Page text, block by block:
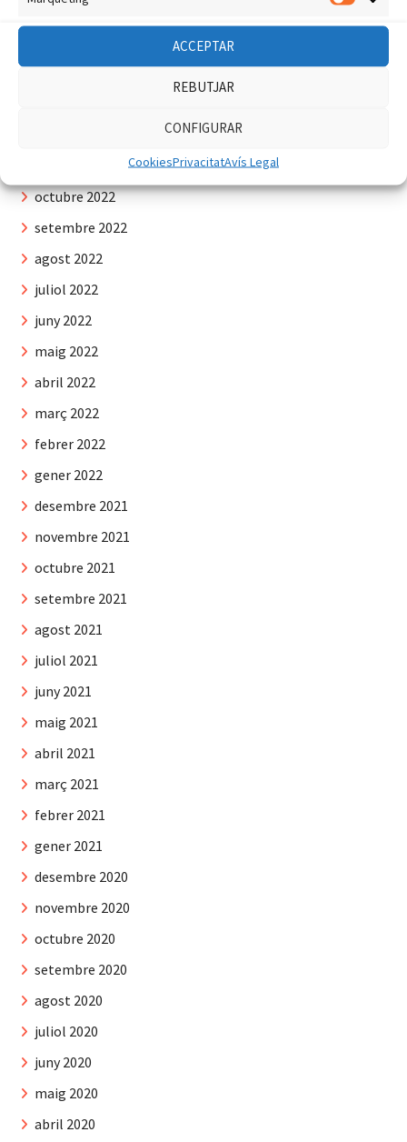
ACCEPTAR
REBUTJAR
CONFIGURAR
CookiesPrivacitatAvís Legal
abril 2023
febrer 2023
novembre 2022
octubre 2022
setembre 2022
agost 2022
juliol 2022
juny 2022
maig 2022
abril 2022
març 2022
febrer 2022
gener 2022
desembre 2021
novembre 2021
octubre 2021
setembre 2021
agost 2021
juliol 2021
juny 2021
maig 2021
abril 2021
març 2021
febrer 2021
gener 2021
desembre 2020
novembre 2020
octubre 2020
setembre 2020
agost 2020
juliol 2020
juny 2020
maig 2020
abril 2020